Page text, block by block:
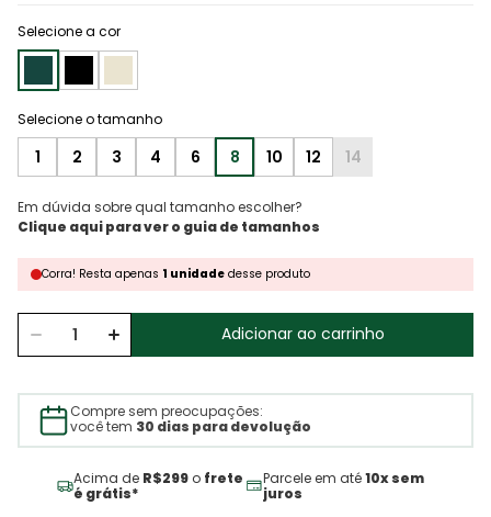
Selecione a cor
1 2 3 4 6 8 10 12 14
Em dúvida sobre qual tamanho escolher?
Corra! Resta apenas 1 unidade desse produto
Adicionar ao carrinho
Compre sem preocupações:
você tem 30 dias para devolução
Acima de R$299 o frete
é grátis*
Parcele em até10x sem
juros